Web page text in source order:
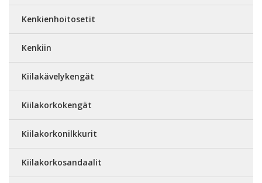
Kenkienhoitosetit
Kenkiin
Kiilakävelykengät
Kiilakorkokengät
Kiilakorkonilkkurit
Kiilakorkosandaalit